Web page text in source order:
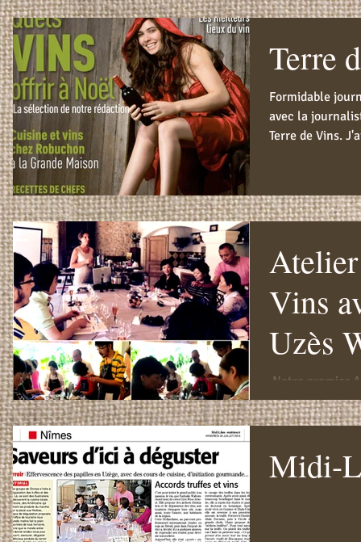
Terre
Formidable
avec la
Terre de Vins.
Vins
Uzès
Notre premier
Nathalie de
Midi-